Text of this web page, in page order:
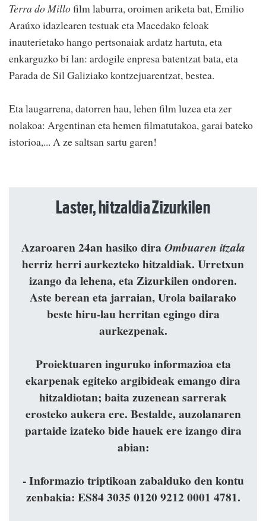
Terra do Millofilm laburra, oroimen ariketa bat, Emilio
Araúxo idazlearen testuak eta Macedako feloak
inauterietako hango pertsonaiak ardatz hartuta, eta
enkarguzko bi lan: ardogile enpresa batentzat bata, eta
Parada de Sil Galiziako kontzejuarentzat, bestea.
Eta laugarrena, datorren hau, lehen film luzea eta zer
nolakoa: Argentinan eta hemen filmatutakoa, garai bateko
istorioa,... A ze saltsan sartu garen!
Laster, hitzaldia Zizurkilen
Azaroaren 24an hasiko diraOmbuaren itzala
herriz herri aurkezteko hitzaldiak. Urretxun
izango da lehena, eta Zizurkilen ondoren.
Aste berean eta jarraian, Urola bailarako
beste hiru-lau herritan egingo dira
aurkezpenak.
Proiektuaren inguruko informazioa eta
ekarpenak egiteko argibideak emango dira
hitzaldiotan; baita zuzenean sarrerak
erosteko aukera ere. Bestalde, auzolanaren
partaide izateko bide hauek ere izango dira
abian:
- Informazio triptikoan zabalduko den kontu
zenbakia: ES84 3035 0120 9212 0001 4781.